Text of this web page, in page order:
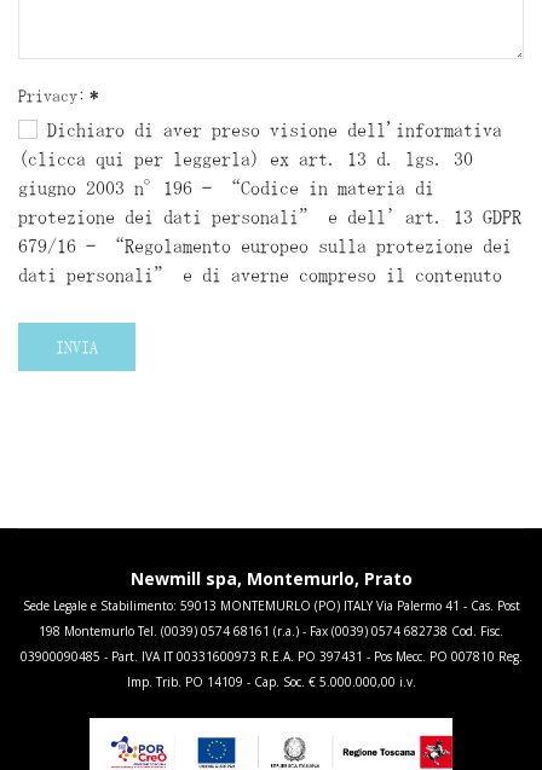
Privacy: *
Dichiaro di aver preso visione dell'informativa
(clicca qui per leggerla) ex art. 13 d. lgs. 30
giugno 2003 n°196 – “Codice in materia di
protezione dei dati personali” e dell’art. 13 GDPR
679/16 – “Regolamento europeo sulla protezione dei
dati personali” e di averne compreso il contenuto
INVIA
Newmill spa, Montemurlo, Prato
Sede Legale e Stabilimento: 59013 MONTEMURLO (PO) ITALY Via Palermo 41 - Cas. Post
198 Montemurlo Tel. (0039) 0574 68161 (r.a.) - Fax (0039) 0574 682738 Cod. Fisc.
03900090485 - Part. IVA IT 00331600973 R.E.A. PO 397431 - Pos Mecc. PO 007810 Reg.
Imp. Trib. PO 14109 - Cap. Soc. € 5.000.000,00 i.v.